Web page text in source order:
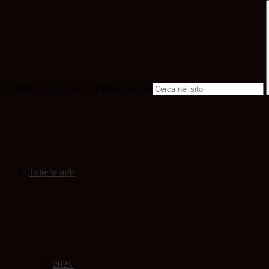
Tutte le info
2026